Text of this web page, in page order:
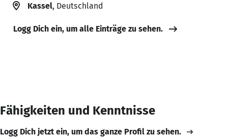
Kassel, Deutschland
Logg Dich ein, um alle Einträge zu sehen.
Fähigkeiten und Kenntnisse
Logg Dich jetzt ein, um das ganze Profil zu sehen.